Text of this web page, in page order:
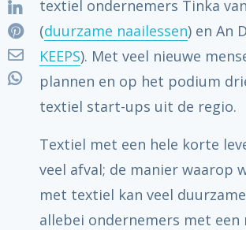
textiel ondernemers Tinka
(duurzame naailessen) en An
KEEPS). Met veel nieuwe
plannen en op het podium
textiel start-ups uit de regio.
Textiel met een hele korte
veel afval; de manier waarop
met textiel kan veel
allebei ondernemers met een